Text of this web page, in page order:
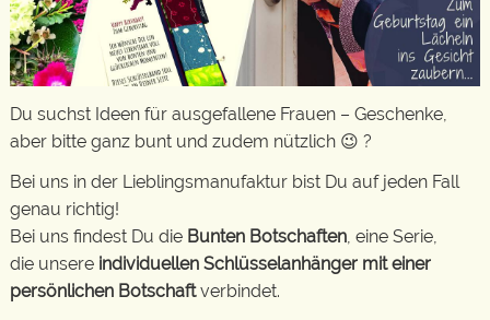
Du suchst Ideen für ausgefallene Frauen – Geschenke,
aber bitte ganz bunt und zudem nützlich 😉 ?
Bei uns in der Lieblingsmanufaktur bist Du auf jeden Fall
genau richtig!
Bei uns findest Du die Bunten Botschaften, eine Serie,
die unsere individuellen Schlüsselanhänger mit einer
persönlichen Botschaftverbindet.